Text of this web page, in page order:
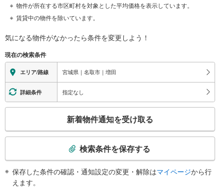
物件が所在する市区町村を対象とした平均価格を表示しています。
賃貸中の物件を除いています。
気になる物件がなかったら条件を変更しよう！
現在の検索条件
エリア/路線 宮城県｜名取市｜増田
詳細条件 指定なし
検
新着物件通知を受け取る
検索条件を保存する
保存した条件の確認・通知設定の変更・解除はマイページから行
えます。